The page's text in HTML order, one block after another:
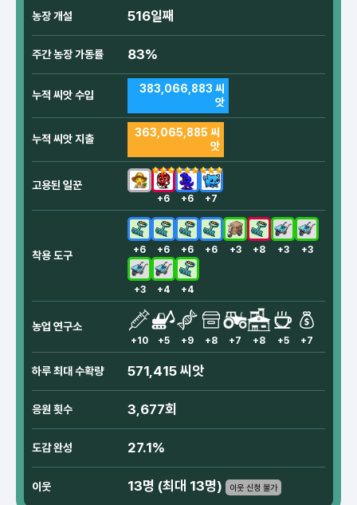
농장 개설 516일째
주간 농장 가동률 83%
누적 씨앗 수입
383,066,883 씨
앗
누적 씨앗 지출
363,065,885 씨
앗
고용된 일꾼
+6 +6 +7
착용 도구 +6 +6 +6 +6 +3 +8 +3 +3
+3 +4 +4
농업 연구소
+10 +5 +9 +8 +7 +8 +5 +7
하루 최대 수확량 571,415 씨앗
응원 횟수 3,677회
도감 완성 27.1%
이웃 13명 (최대 13명) 이웃 신청 불가